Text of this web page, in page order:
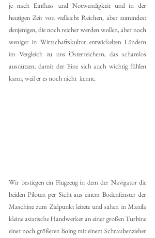
je nach Einfluss und Notwendigkeit und in der
heutigen Zeit von vielleicht Reichen, aber zumindest
denjenigen, die noch reicher werden wollen, aber noch
weniger in Wirtschaftskultur entwickelten Ländern
im Vergleich zu uns Österreichern, das schamlos
ausnützen, damit der Eine sich auch wichtig fühlen
kann, weil er es noch nicht  kennt.
Wir bestiegen ein Flugzeug in dem der Navigator die
beiden Piloten per Sicht aus einem Bodenfenster der
Maschine zum Zielpunkt leitete und sahen in Manila
kleine asiatische Handwerker an einer großen Turbine
einer noch größeren Boing mit einem Schraubenzieher